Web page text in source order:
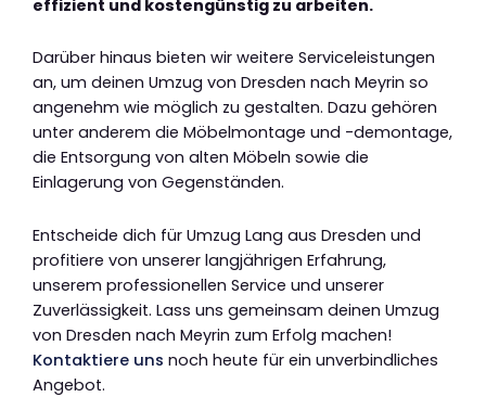
effizient und kostengünstig zu arbeiten.
Darüber hinaus bieten wir weitere Serviceleistungen
an, um deinen Umzug von Dresden nach Meyrin so
angenehm wie möglich zu gestalten. Dazu gehören
unter anderem die Möbelmontage und -demontage,
die Entsorgung von alten Möbeln sowie die
Einlagerung von Gegenständen.
Entscheide dich für Umzug Lang aus Dresden und
profitiere von unserer langjährigen Erfahrung,
unserem professionellen Service und unserer
Zuverlässigkeit. Lass uns gemeinsam deinen Umzug
von Dresden nach Meyrin zum Erfolg machen!
Kontaktiere uns noch heute für ein unverbindliches
Angebot.